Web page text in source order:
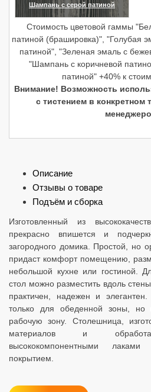
Шампань с серой патиной
Стоимость цветовой гаммы
патиной (брашировка)", "Голубая
патиной", "Зеленая эмаль с
"Шампань с коричневой
патиной" +40% к
Внимание! Возможность
с тистением в конкретном
Описание
Отзывы о товаре
Подъём и сборка
Изготовленный из
прекрасно впишется и
загородного домика. Простой, но
придаст комфорт помещению,
небольшой кухне или гостиной.
стол можно разместить вдоль
практичен, надежен и
только для обеденной зоны, но
рабочую зону. Столешница,
материалов и
высококомпонентными лаками
покрытием.